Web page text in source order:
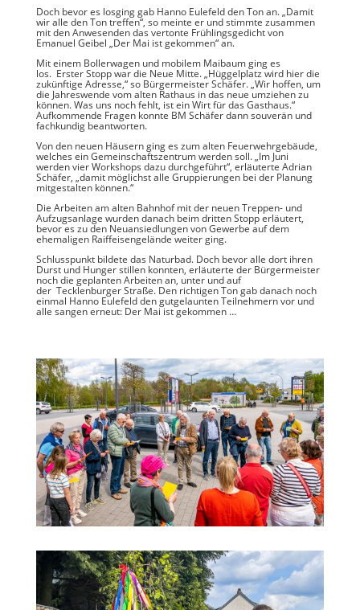
Doch bevor es losging gab Hanno Eulefeld den Ton an. „Damit
wir alle den Ton treffen“, so meinte er und stimmte zusammen
mit den Anwesenden das vertonte Frühlingsgedicht von
Emanuel Geibel „Der Mai ist gekommen“ an.
Mit einem Bollerwagen und mobilem Maibaum ging es
los. Erster Stopp war die Neue Mitte. „Hüggelplatz wird hier die
zukünftige Adresse,“ so Bürgermeister Schäfer. „Wir hoffen, um
die Jahreswende vom alten Rathaus in das neue umziehen zu
können. Was uns noch fehlt, ist ein Wirt für das Gasthaus.“
Aufkommende Fragen konnte BM Schäfer dann souverän und
fachkundig beantworten.
Von den neuen Häusern ging es zum alten Feuerwehrgebäude,
welches ein Gemeinschaftszentrum werden soll. „Im Juni
werden vier Workshops dazu durchgeführt“, erläuterte Adrian
Schäfer, „damit möglichst alle Gruppierungen bei der Planung
mitgestalten können.“
Die Arbeiten am alten Bahnhof mit der neuen Treppen- und
Aufzugsanlage wurden danach beim dritten Stopp erläutert,
bevor es zu den Neuansiedlungen von Gewerbe auf dem
ehemaligen Raiffeisengelände weiter ging.
Schlusspunkt bildete das Naturbad. Doch bevor alle dort ihren
Durst und Hunger stillen konnten, erläuterte der Bürgermeister
noch die geplanten Arbeiten an, unter und auf
der Tecklenburger Straße. Den richtigen Ton gab danach noch
einmal Hanno Eulefeld den gutgelaunten Teilnehmern vor und
alle sangen erneut: Der Mai ist gekommen …